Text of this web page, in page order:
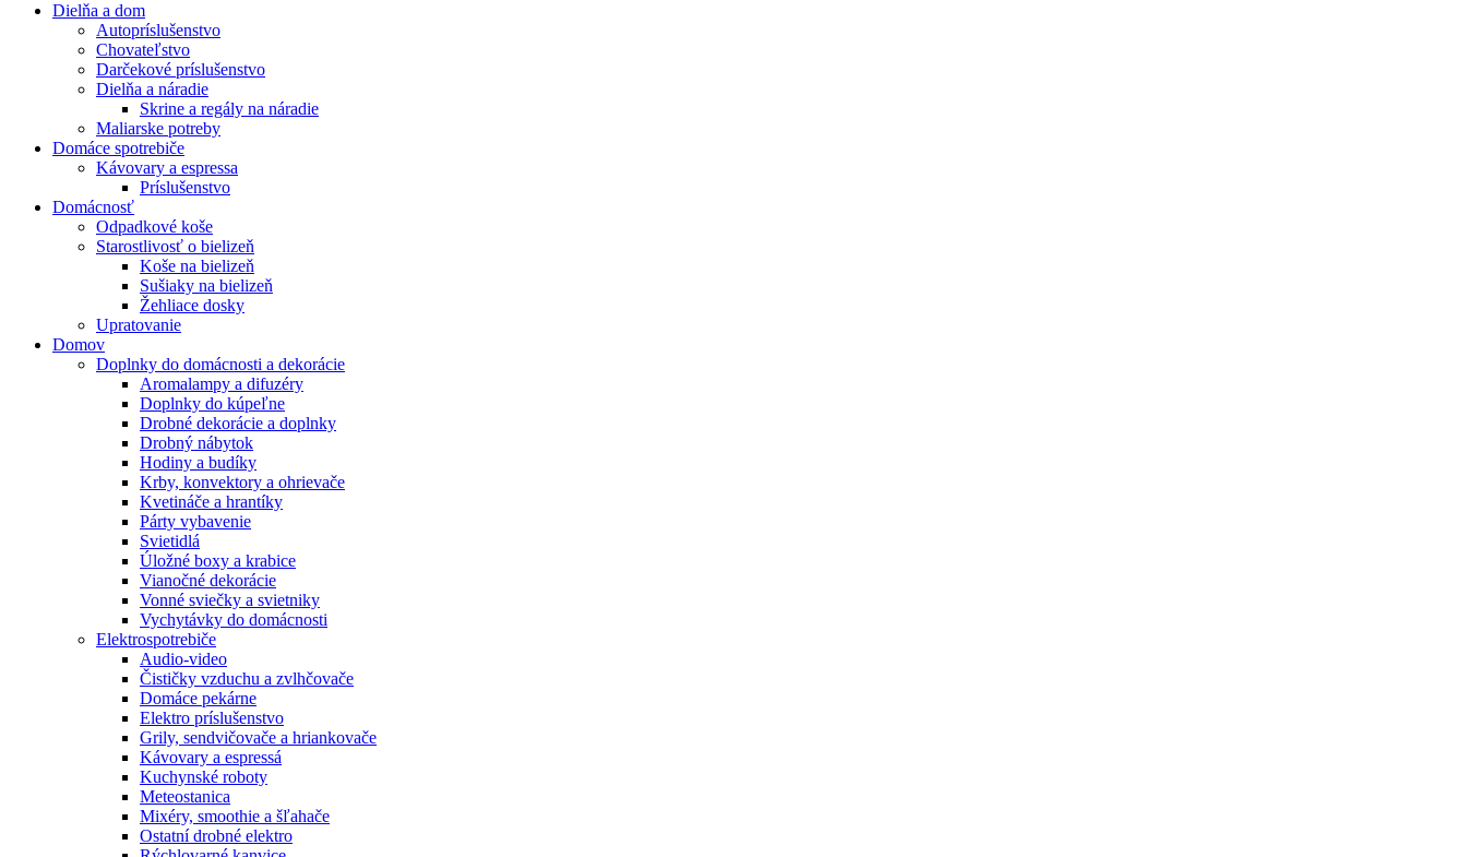
Dielňa a dom
Autopríslušenstvo
Chovateľstvo
Darčekové príslušenstvo
Dielňa a náradie
Skrine a regály na náradie
Maliarske potreby
Domáce spotrebiče
Kávovary a espressa
Príslušenstvo
Domácnosť
Odpadkové koše
Starostlivosť o bielizeň
Koše na bielizeň
Sušiaky na bielizeň
Žehliace dosky
Upratovanie
Domov
Doplnky do domácnosti a dekorácie
Aromalampy a difuzéry
Doplnky do kúpeľne
Drobné dekorácie a doplnky
Drobný nábytok
Hodiny a budíky
Krby, konvektory a ohrievače
Kvetináče a hrantíky
Párty vybavenie
Svietidlá
Úložné boxy a krabice
Vianočné dekorácie
Vonné sviečky a svietniky
Vychytávky do domácnosti
Elektrospotrebiče
Audio-video
Čističky vzduchu a zvlhčovače
Domáce pekárne
Elektro príslušenstvo
Grily, sendvičovače a hriankovače
Kávovary a espressá
Kuchynské roboty
Meteostanica
Mixéry, smoothie a šľahače
Ostatní drobné elektro